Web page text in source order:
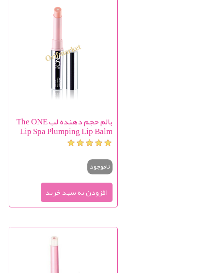
بالم حجم دهنده لب The ONE
Lip Spa Plumping Lip Balm
ناموجود